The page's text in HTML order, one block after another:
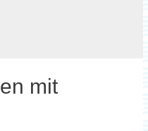
mit